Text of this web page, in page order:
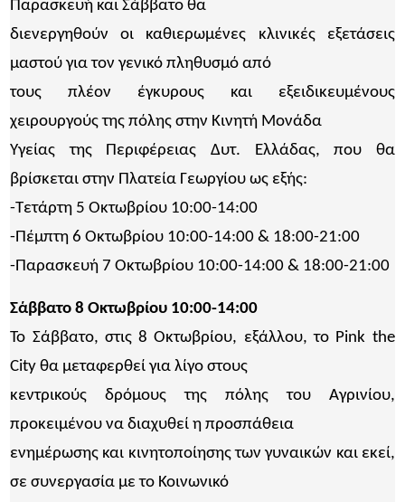
Παρασκευή και Σάββατο θα
διενεργηθούν οι καθιερωμένες κλινικές εξετάσεις
μαστού για τον γενικό πληθυσμό από
τους πλέον έγκυρους και εξειδικευμένους
χειρουργούς της πόλης στην Κινητή Μονάδα
Υγείας της Περιφέρειας Δυτ. Ελλάδας, που θα
βρίσκεται στην Πλατεία Γεωργίου ως εξής:
-Τετάρτη 5 Οκτωβρίου 10:00-14:00
-Πέμπτη 6 Οκτωβρίου 10:00-14:00 & 18:00-21:00
-Παρασκευή 7 Οκτωβρίου 10:00-14:00 & 18:00-21:00
Σάββατο 8 Οκτωβρίου 10:00-14:00
Το Σάββατο, στις 8 Οκτωβρίου, εξάλλου, το Pink the
City θα μεταφερθεί για λίγο στους
κεντρικούς δρόμους της πόλης του Αγρινίου,
προκειμένου να διαχυθεί η προσπάθεια
ενημέρωσης και κινητοποίησης των γυναικών και εκεί,
σε συνεργασία με το Κοινωνικό